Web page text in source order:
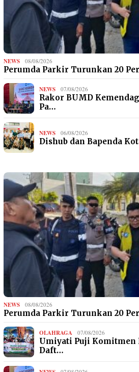
NEWS 08/08/2026
Perumda Parkir Turunkan 20
NEWS 07/08/2026
Rakor BUMD
Pa…
NEWS 06/08/2026
Dishub dan Bapenda
NEWS 08/08/2026
Perumda Parkir Turunkan 20
OLAHRAGA 07/08/2026
Umiyati Puji Komitmen
Daft…